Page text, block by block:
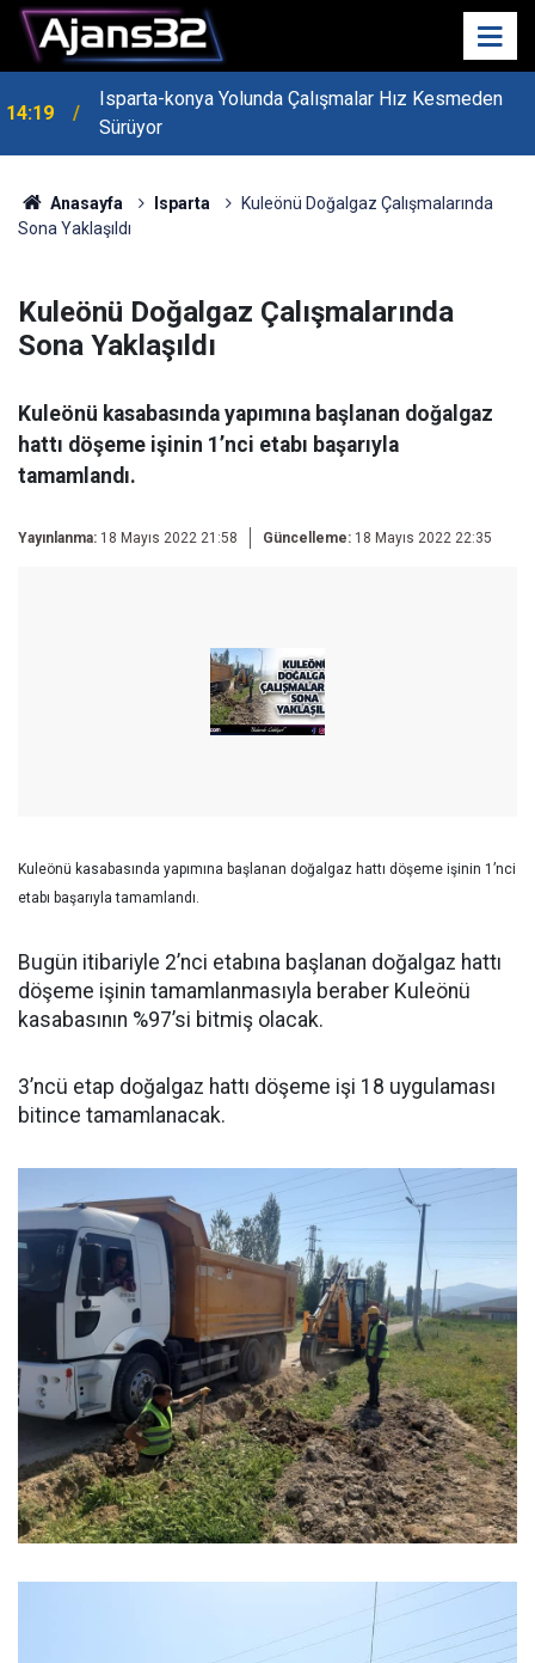
14:19
Isparta-konya Yolunda Çalışmalar Hız Kesmeden
Sürüyor
Anasayfa Isparta
Kuleönü Doğalgaz Çalışmalarında
Sona Yaklaşıldı
Kuleönü Doğalgaz Çalışmalarında
Sona Yaklaşıldı
Kuleönü kasabasında yapımına başlanan doğalgaz
hattı döşeme işinin 1’nci etabı başarıyla
tamamlandı.
Yayınlanma: 18 Mayıs 2022 21:58 Güncelleme: 18 Mayıs 2022 22:35
Kuleönü kasabasında yapımına başlanan doğalgaz hattı döşeme işinin 1’nci
etabı başarıyla tamamlandı.
Bugün itibariyle 2’nci etabına başlanan doğalgaz hattı
döşeme işinin tamamlanmasıyla beraber Kuleönü
kasabasının %97’si bitmiş olacak.
3’ncü etap doğalgaz hattı döşeme işi 18 uygulaması
bitince tamamlanacak.